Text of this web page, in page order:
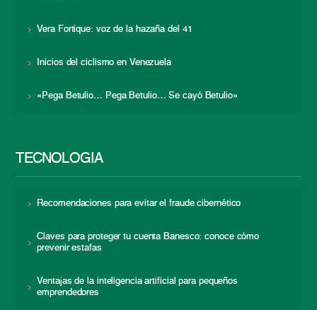
Vera Fortique: voz de la hazaña del 41
Inicios del ciclismo en Venezuela
«Pega Betulio… Pega Betulio… Se cayó Betulio»
TECNOLOGÍA
Recomendaciones para evitar el fraude cibernético
Claves para proteger tu cuenta Banesco: conoce cómo
prevenir estafas
Ventajas de la inteligencia artificial para pequeños
emprendedores